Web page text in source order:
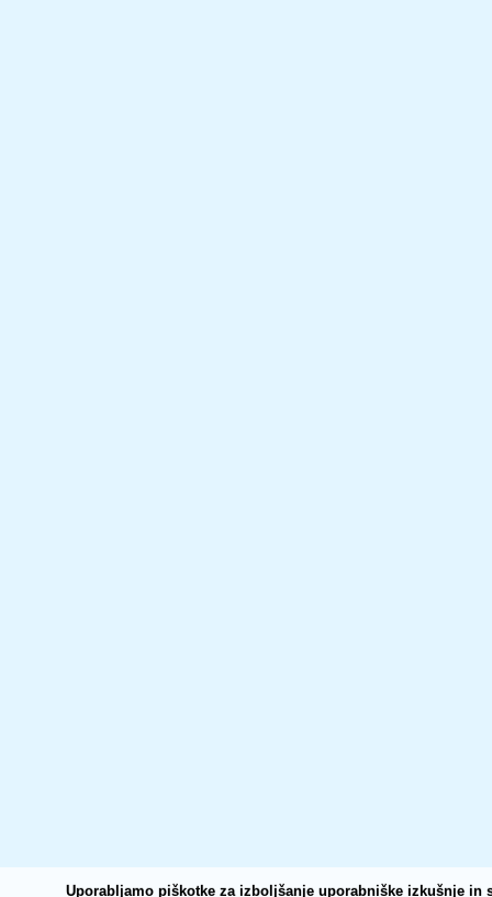
Uporabljamo piškotke za izboljšanje uporabniške izkušnje in